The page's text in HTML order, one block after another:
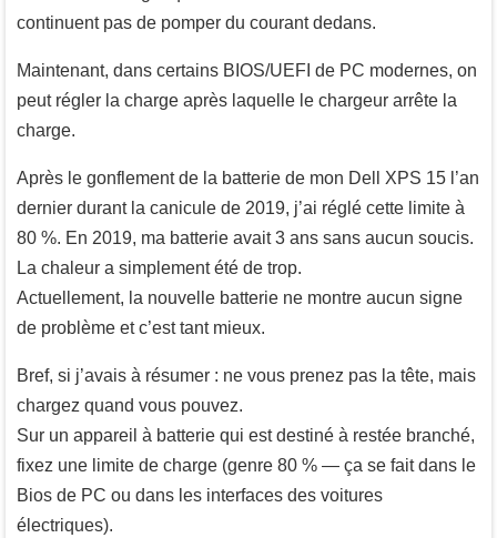
continuent pas de pomper du courant dedans.
Maintenant, dans certains BIOS/UEFI de PC modernes, on
peut régler la charge après laquelle le chargeur arrête la
charge.
Après le gonflement de la batterie de mon Dell XPS 15 l’an
dernier durant la canicule de 2019, j’ai réglé cette limite à
80 %. En 2019, ma batterie avait 3 ans sans aucun soucis.
La chaleur a simplement été de trop.
Actuellement, la nouvelle batterie ne montre aucun signe
de problème et c’est tant mieux.
Bref, si j’avais à résumer : ne vous prenez pas la tête, mais
chargez quand vous pouvez.
Sur un appareil à batterie qui est destiné à restée branché,
fixez une limite de charge (genre 80 % — ça se fait dans le
Bios de PC ou dans les interfaces des voitures
électriques).